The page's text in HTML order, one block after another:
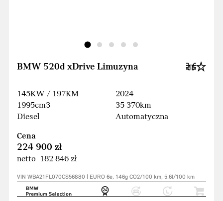
BMW 520d xDrive Limuzyna
145KW / 197KM
1995cm3
Diesel
2024
35 370km
Automatyczna
Cena
224 900 zł
netto 182 846 zł
VIN WBA21FL070CS56880 | EURO 6e, 146g CO2/100 km, 5.6l/100 km